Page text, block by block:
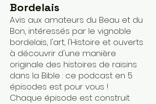
Bordelais
Avis aux amateurs du Beau et du
Bon, intéressés par le vignoble
bordelais, l'art, l'Histoire et ouverts
à découvrir d'une manière
originale des histoires de raisins
dans la Bible : ce podcast en 5
épisodes est pour vous !
Chaque épisode est construit